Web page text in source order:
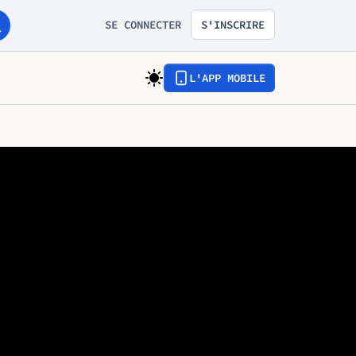
SE CONNECTER S'INSCRIRE
L'APP MOBILE